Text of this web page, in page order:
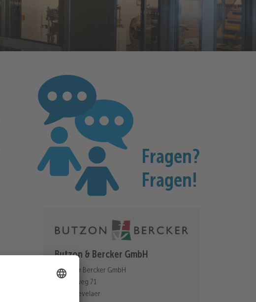
Fragen?
Fragen!
Butzon & Bercker GmbH
Butzon & Bercker GmbH
Hoogeweg 71
47623 Kevelaer